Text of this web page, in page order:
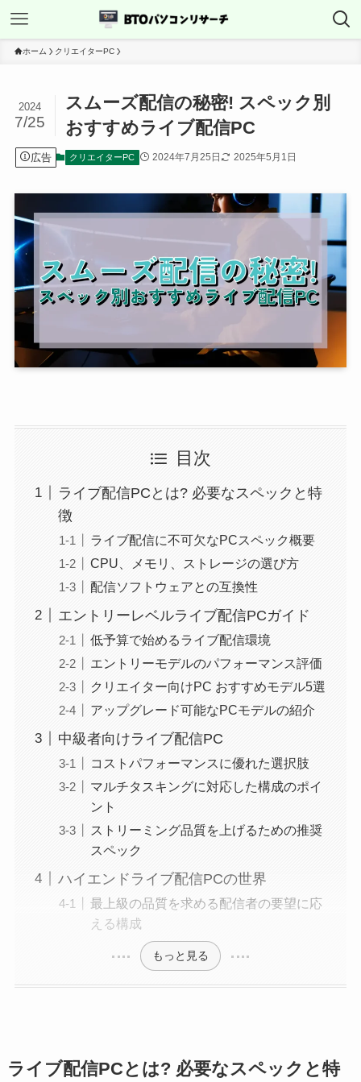
ホーム クリエイターPC
スムーズ配信の秘密! スペック別
おすすめライブ配信PC
2024
7/25
広告 クリエイターPC 2024年7月25日 2025年5月1日
目次
ライブ配信PCとは? 必要なスペックと特
徴
ライブ配信に不可欠なPCスペック概要
CPU、メモリ、ストレージの選び方
配信ソフトウェアとの互換性
エントリーレベルライブ配信PCガイド
低予算で始めるライブ配信環境
エントリーモデルのパフォーマンス評価
クリエイター向けPC おすすめモデル5選
アップグレード可能なPCモデルの紹介
中級者向けライブ配信PC
コストパフォーマンスに優れた選択肢
マルチタスキングに対応した構成のポイ
ント
ストリーミング品質を上げるための推奨
スペック
ハイエンドライブ配信PCの世界
最上級の品質を求める配信者の要望に応
える構成
もっと見る
ライブ配信PCとは? 必要なスペックと特